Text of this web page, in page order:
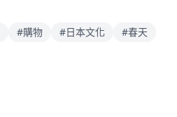
#購物 #日本文化
#春天